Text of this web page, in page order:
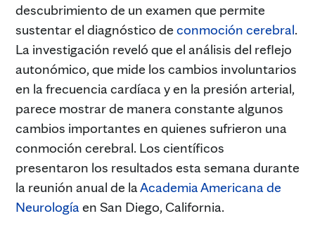
descubrimiento de un examen que permite
sustentar el diagnóstico deconmoción cerebral.
La investigación reveló que el análisis del reflejo
autonómico, que mide los cambios involuntarios
en la frecuencia cardíaca y en la presión arterial,
parece mostrar de manera constante algunos
cambios importantes en quienes sufrieron una
conmoción cerebral. Los científicos
presentaron los resultados esta semana durante
la reunión anual de laAcademia Americana de
Neurología en San Diego, California.